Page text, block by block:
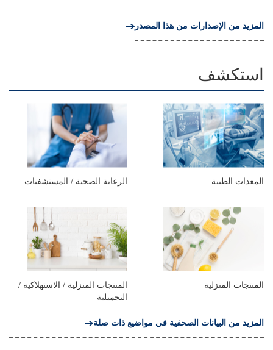
المزيد من الإصدارات من هذا المصدر
استكشف
المعدات الطبية الرعاية الصحية / المستشفيات
المنتجات المنزلية
المنتجات المنزلية / الاستهلاكية /
التجميلية
المزيد من البيانات الصحفية في مواضيع ذات صلة